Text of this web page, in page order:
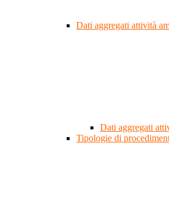
Dati aggregati attività
Dati aggregati
Tipologie di